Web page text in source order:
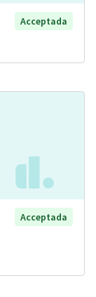
Acceptada
Acceptada